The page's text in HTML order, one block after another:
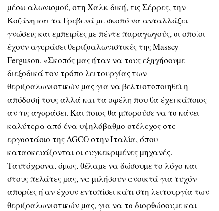
µέσω αλωνισµού, στη Χαλκιδική, τις Σέρρες, την
Κοζάνη και τα Γρεβενά µε σκοπό να ανταλλάξει
γνώσεις και εµπειρίες µε πέντε παραγωγούς, οι οποίοι
έχουν αγοράσει θεριζοαλωνιστικές της Massey
Ferguson. «Σκοπός µας ήταν να τους εξηγήσουµε
διεξοδικά τον τρόπο λειτουργίας των
θεριζοαλωνιστικών µας για να βελτιστοποιηθεί η
απόδοσή τους αλλά και τα οφέλη που θα έχει κάποιος
αν τις αγοράσει. Και ποιος θα µπορούσε να το κάνει
καλύτερα από ένα υψηλόβαθµο στέλεχος στο
εργοστάσιο της AGCO στην Ιταλία, όπου
κατασκευάζονται οι συγκεκριµένες µηχανές.
Ταυτόχρονα, όµως, θέλαµε να δώσουµε το λόγο και
στους πελάτες µας, να µιλήσουν ανοικτά για τυχόν
απορίες ή αν έχουν εντοπίσει κάτι στη λειτουργία των
θεριζοαλωνιστικών µας, για να το διορθώσουµε και